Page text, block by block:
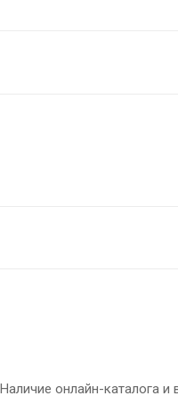
онлайн-каталога и